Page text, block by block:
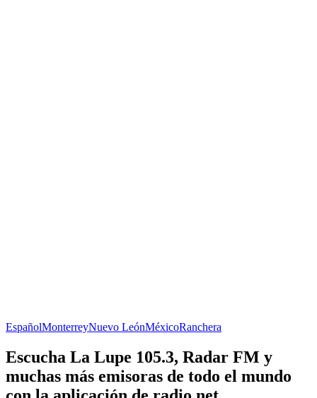
EspañolMonterreyNuevo LeónMéxicoRanchera
Escucha La Lupe 105.3, Radar FM y
muchas más emisoras de todo el mundo